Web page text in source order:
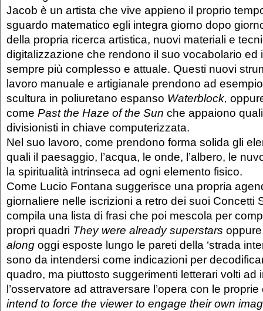
Jacob è un artista che vive appieno il proprio
sguardo matematico egli integra giorno dopo
della propria ricerca artistica, nuovi materiali e
digitalizzazione che rendono il suo vocabolario ed
sempre più complesso e attuale. Questi nuovi
lavoro manuale e artigianale prendono ad
scultura in poliuretano espanso Waterblock,
come Past the Haze of the Sun che appaiono
divisionisti in chiave computerizzata.
Nel suo lavoro, come prendono forma solida gli
quali il paesaggio, l’acqua, le onde, l’albero, le
la spiritualità intrinseca ad ogni elemento fisico.
Come Lucio Fontana suggerisce una propria
giornaliere nelle iscrizioni a retro dei suoi Concetti
compila una lista di frasi che poi mescola per
propri quadri They were already superstars
along oggi esposte lungo le pareti della ‘strada
sono da intendersi come indicazioni per
quadro, ma piuttosto suggerimenti letterari volti ad
l’osservatore ad attraversare l’opera con le proprie
intend to force the viewer to engage their own